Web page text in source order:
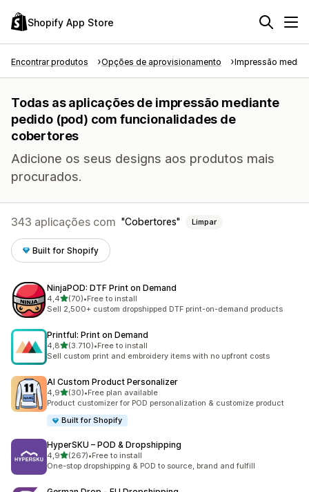
Shopify App Store
Encontrar produtos Opções de aprovisionamento Impressão
Todas as aplicações de impressão mediante
pedido (pod) com funcionalidades de
cobertores
Adicione os seus designs aos produtos mais
procurados.
343 aplicações com Cobertores Limpar
Built for Shopify
NinjaPOD: DTF Print on Demand
4,4de 5 estrelas
(70)
70 total de avaliações
•Free to install
Sell 2,500+ custom dropshipped DTF print-on-demand products
Printful: Print on Demand
4,8de 5 estrelas
(3.710)
3710 total de avaliações
•Free to install
Sell custom print and embroidery items with no upfront costs
AI Custom Product Personalizer
4,9de 5 estrelas
(30)
30 total de avaliações
•Free plan available
Product customizer for POD personalization & customize product
Built for Shopify
HyperSKU – POD & Dropshipping
4,9de 5 estrelas
(267)
267 total de avaliações
•Free to install
One-stop dropshipping & POD to source, brand and fulfill